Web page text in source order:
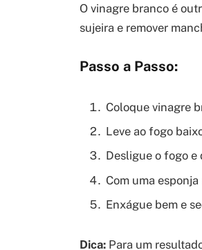
O vinagre branco é
sujeira e remover
Passo a Passo:
Coloque vinagre
Leve ao fogo
Desligue o fogo e
Com uma
Enxágue bem e
Dica: Para um